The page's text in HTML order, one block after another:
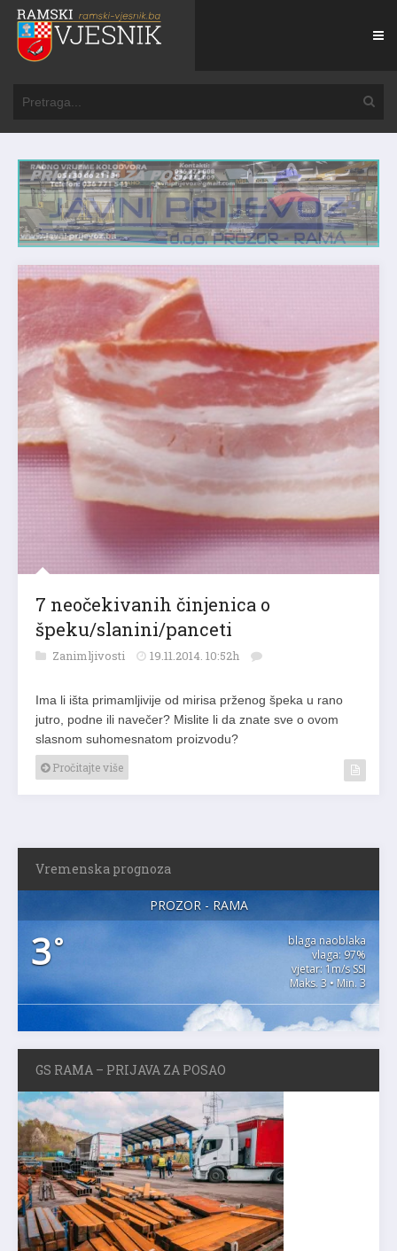
7 neočekivanih činjenica o
špeku/slanini/panceti
Zanimljivosti 19.11.2014. 10:52h
Ima li išta primamljivije od mirisa prženog špeka u rano
jutro, podne ili navečer? Mislite li da znate sve o ovom
slasnom suhomesnatom proizvodu?
Pročitajte više
Vremenska prognoza
PROZOR - RAMA
3°
blaga naoblaka
vlaga: 97%
vjetar: 1m/s SSI
Maks. 3 • Min. 3
GS RAMA – PRIJAVA ZA POSAO